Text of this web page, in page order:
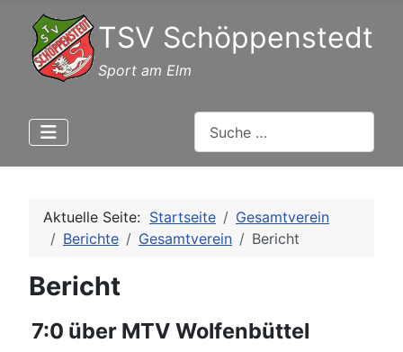
TSV Schöppenstedt
Sport am Elm
Aktuelle Seite: Startseite
Gesamtverein
Berichte
Gesamtverein Bericht
Bericht
7:0 über MTV Wolfenbüttel